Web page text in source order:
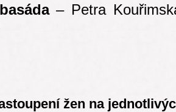
– Petra
žen na